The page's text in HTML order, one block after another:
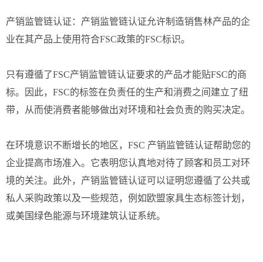
产销监管链认证：产销监管链认证允许制造销售林产品的企
业在其产品上使用符合FSC政策的FSC标识。
只有遵循了FSC产销监管链认证要求的产品才能贴FSC的商
标。因此，FSC的标签在负责任的生产和消费之间建立了纽
带，从而使消费者能够做出对环境和社会负责的购买决定。
在环境意识不断增长的地区，FSC 产销监管链认证帮助您的
企业提高市场准入。它表明您认真地对待了顾客和员工对环
境的关注。此外，产销监管链认证可以证明您遵循了公共或
私人采购政策以及一些规范，例如欧盟家具生态标签计划，
或美国绿色能源与环境建筑认证系统。